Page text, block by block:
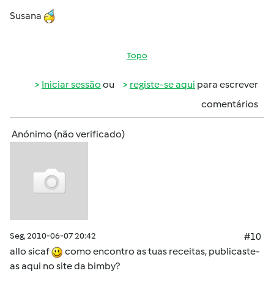
Susana
Topo
Iniciar sessão ou registe-se aqui para escrever
comentários
Anónimo (não verificado)
Seg, 2010-06-07 20:42
#10
allo sicaf
como encontro as tuas receitas, publicaste-
as aqui no site da bimby?